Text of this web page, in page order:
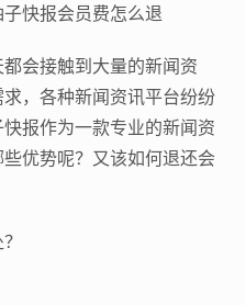
快报会员费怎么退
会接触到大量的新闻资
，各种新闻资讯平台纷纷
报作为一款专业的新闻资
优势呢？又该如何退还会